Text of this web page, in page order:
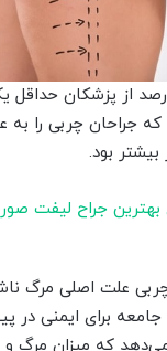
این مطالعه، 7 درصد از
که جراحان چربی را
بیشتر بود.
جراح لیفت
برای ایمنی در